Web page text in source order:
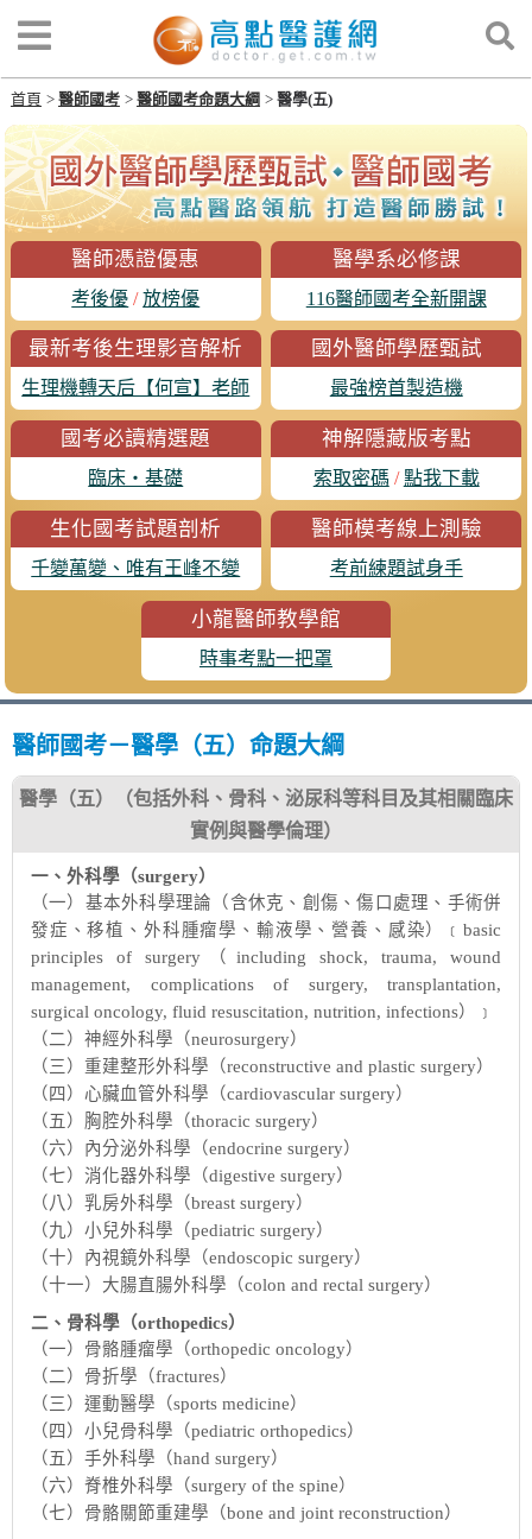
首頁 醫師國考 醫師國考命題大綱 醫學(五)
醫師憑證優惠
考後優 /放榜優
醫學系必修課
116醫師國考全新開課
最新考後生理影音解析
生理機轉天后【何宣】老師
國外醫師學歷甄試
最強榜首製造機
國考必讀精選題
臨床‧基礎
神解隱藏版考點
索取密碼 /點我下載
生化國考試題剖析
千變萬變、唯有王峰不變
醫師模考線上測驗
考前練題試身手
小龍醫師教學館
時事考點一把罩
醫師國考－醫學（五）命題大綱
醫學（五）（包括外科、骨科、泌尿科等科目及其相關臨床
實例與醫學倫理）
一、外科學（surgery）
（一）基本外科學理論（含休克、創傷、傷口處理、手術併
發症、移植、外科腫瘤學、輸液學、營養、感染）﹝basic
principles of surgery（including shock, trauma, wound
management, complications of surgery, transplantation,
surgical oncology, fluid resuscitation, nutrition, infections）﹞
（二）神經外科學（neurosurgery）
（三）重建整形外科學（reconstructive and plastic surgery）
（四）心臟血管外科學（cardiovascular surgery）
（五）胸腔外科學（thoracic surgery）
（六）內分泌外科學（endocrine surgery）
（七）消化器外科學（digestive surgery）
（八）乳房外科學（breast surgery）
（九）小兒外科學（pediatric surgery）
（十）內視鏡外科學（endoscopic surgery）
（十一）大腸直腸外科學（colon and rectal surgery）
二、骨科學（orthopedics）
（一）骨骼腫瘤學（orthopedic oncology）
（二）骨折學（fractures）
（三）運動醫學（sports medicine）
（四）小兒骨科學（pediatric orthopedics）
（五）手外科學（hand surgery）
（六）脊椎外科學（surgery of the spine）
（七）骨骼關節重建學（bone and joint reconstruction）